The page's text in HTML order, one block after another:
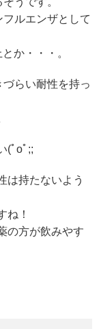
ルエンザとして
か・・・。
づらい耐性を持っ
(ﾟoﾟ;;
は持たないよう
ね！
の方が飲みやす